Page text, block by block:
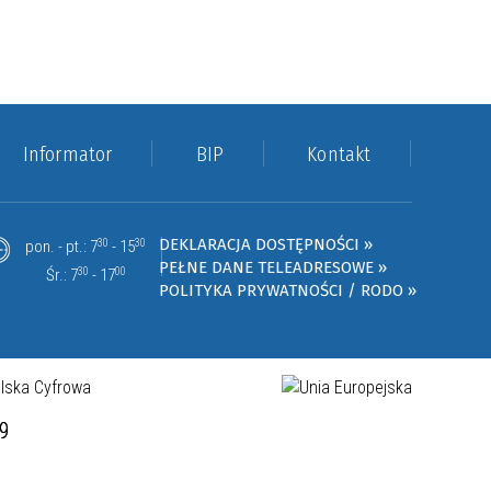
Informator BIP Kontakt
pon. - pt.: 730 - 1530
Śr.: 730 - 1700
DEKLARACJA DOSTĘPNOŚCI »
PEŁNE DANE TELEADRESOWE »
POLITYKA PRYWATNOŚCI / RODO »